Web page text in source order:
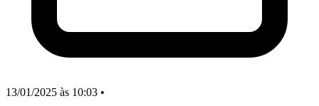
13/01/2025 às 10:03 •